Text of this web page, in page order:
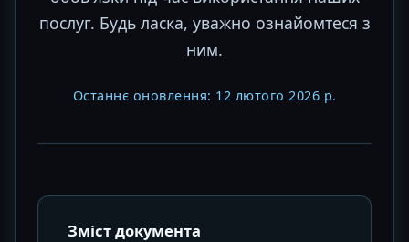
послуг. Будь ласка, уважно ознайомтеся з
ним.
Останнє оновлення: 12 лютого 2026 р.
Зміст документа